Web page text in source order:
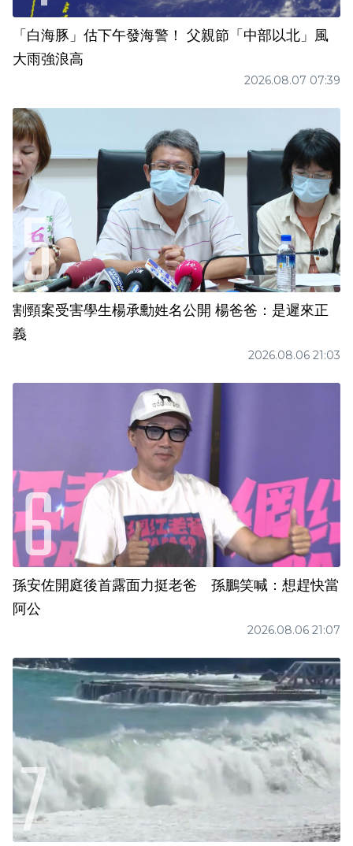
「白海豚」估下午發海警！ 父親節「中部以北」風
大雨強浪高
2026.08.07 07:39
割頸案受害學生楊承勳姓名公開 楊爸爸：是遲來正
義
2026.08.06 21:03
孫安佐開庭後首露面力挺老爸 孫鵬笑喊：想趕快當
阿公
2026.08.06 21:07